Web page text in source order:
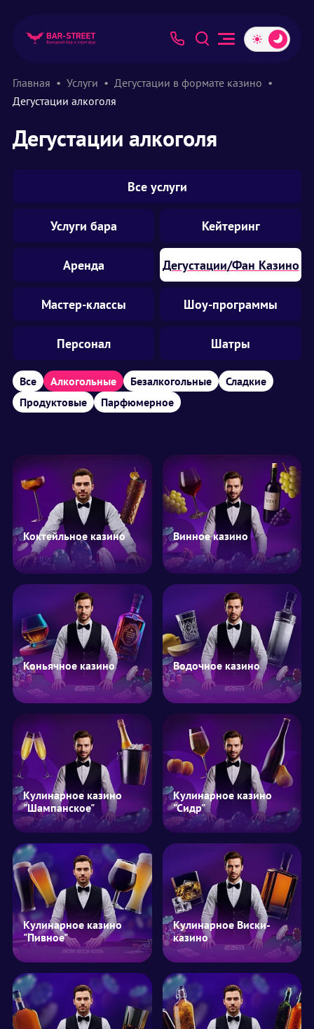
Главная Услуги
Дегустации в формате казино
Дегустации алкоголя
Дегустации алкоголя
Все услуги
Услуги бара Кейтеринг
Аренда Дегустации/Фан Казино
Мастер-классы Шоу-программы
Персонал Шатры
Все Алкогольные Безалкогольные
Сладкие
Продуктовые
Парфюмерное
Коктейльное казино Винное казино
Коньячное казино Водочное казино
Кулинарное казино
"Шампанское"
Кулинарное казино
"Сидр"
Кулинарное казино
"Пивное"
Кулинарное Виски-
казино